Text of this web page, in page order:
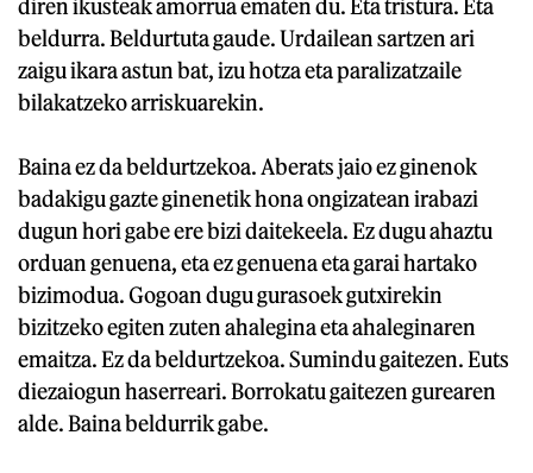
diren ikusteak amorrua ematen du. Eta tristura. Eta
beldurra. Beldurtuta gaude. Urdailean sartzen ari
zaigu ikara astun bat, izu hotza eta paralizatzaile
bilakatzeko arriskuarekin.
Baina ez da beldurtzekoa. Aberats jaio ez ginenok
badakigu gazte ginenetik hona ongizatean irabazi
dugun hori gabe ere bizi daitekeela. Ez dugu ahaztu
orduan genuena, eta ez genuena eta garai hartako
bizimodua. Gogoan dugu gurasoek gutxirekin
bizitzeko egiten zuten ahalegina eta ahaleginaren
emaitza. Ez da beldurtzekoa. Sumindu gaitezen. Euts
diezaiogun haserreari. Borrokatu gaitezen gurearen
alde. Baina beldurrik gabe.